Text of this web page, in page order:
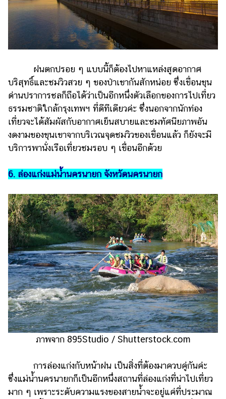
ฝนตกปรอย ๆ แบบนี้ก็ต้องไปหาแหล่งสูดอากาศ
บริสุทธิ์และชมวิวสวย ๆ ของป่าเขากันสักหน่อย ซึ่งเขื่อนขุน
ด่านปราการชลก็ถือได้ว่าเป็นอีกหนึ่งตัวเลือกของการไปเที่ยว
ธรรมชาติใกล้กรุงเทพฯ ที่ดีทีเดียวค่ะ ซึ่งนอกจากนักท่อง
เที่ยวจะได้สัมผัสกับอากาศเย็นสบายและชมทัศนียภาพอัน
งดงามของขุนเขาจากบริเวณจุดชมวิวของเขื่อนแล้ว ก็ยังจะมี
บริการพานั่งเรือเที่ยวชมรอบ ๆ เขื่อนอีกด้วย
6. ล่องแก่งแม่น้ำนครนายก จังหวัดนครนายก
ภาพจาก 895Studio / Shutterstock.com
การล่องแก่งกับหน้าฝน เป็นสิ่งที่ต้องมาควบคู่กันค่ะ
ซึ่งแม่น้ำนครนายกก็เป็นอีกหนึ่งสถานที่ล่องแก่งที่น่าไปเที่ยว
มาก ๆ เพราะระดับความแรงของสายน้ำจะอยู่แค่ที่ประมาณ